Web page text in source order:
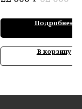
Подробнее
В корзину